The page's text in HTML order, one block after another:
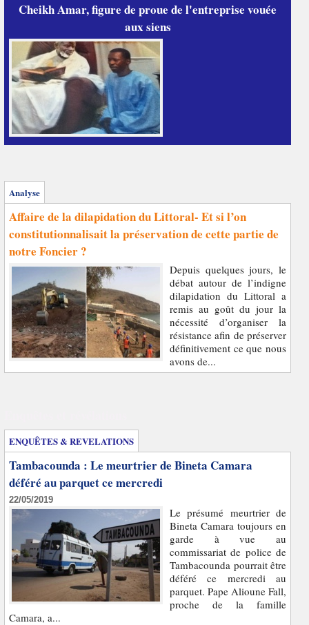
Cheikh Amar, figure de proue de l'entreprise vouée
aux siens
Analyse
Affaire de la dilapidation du Littoral- Et si l’on
constitutionnalisait la préservation de cette partie de
notre Foncier ?
Depuis quelques jours, le
débat autour de l’indigne
dilapidation du Littoral a
remis au goût du jour la
nécessité d’organiser la
résistance afin de préserver
définitivement ce que nous
avons de...
ENQUÊTES & REVELATIONS
Tambacounda : Le meurtrier de Bineta Camara
déféré au parquet ce mercredi
22/05/2019
Le présumé meurtrier de
Bineta Camara toujours en
garde à vue au
commissariat de police de
Tambacounda pourrait être
déféré ce mercredi au
parquet. Pape Alioune Fall,
proche de la famille
Camara, a...